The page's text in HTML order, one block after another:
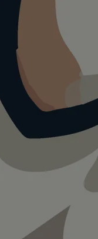
Visualisierung · KI
Heide.
direktes